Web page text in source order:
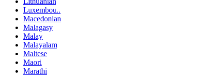
Luxembou..
Macedonian
Malagasy
Malay
Malayalam
Maltese
Maori
Marathi